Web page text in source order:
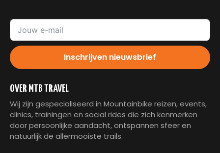
Inschrijven nieuwsbrief
OVER MTB TRAVEL
Wij zijn gespecialiseerd in Mountainbike reizen, events,
clinics, trainingen en social rides die zich kenmerken
door persoonlijke aandacht, ontspannen sfeer en
natuurlijk de allermooiste trails.